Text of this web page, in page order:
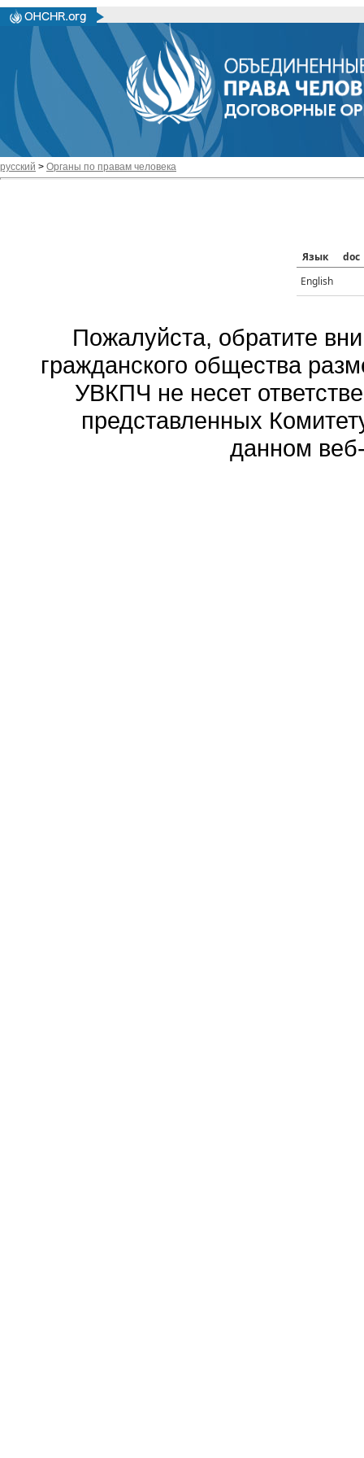
русский > Органы по правам человека
Язык
doc
English
Пожалуйста, обратите
гражданского общества
УВКПЧ не несет
представленных
данном